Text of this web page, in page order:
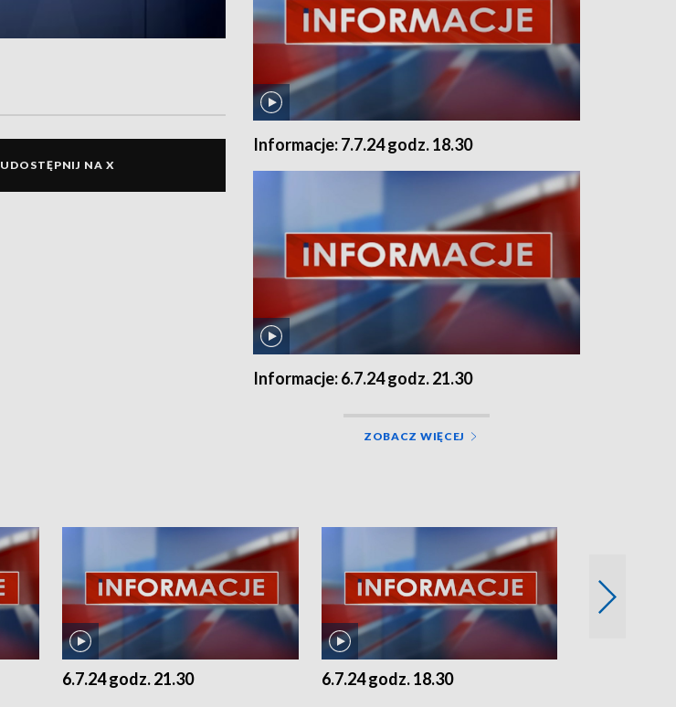
UDOSTĘPNIJ NA X
Informacje: 7.7.24 godz. 18.30
Informacje: 6.7.24 godz. 21.30
ZOBACZ WIĘCEJ
6.7.24 godz. 21.30 6.7.24 godz. 18.30